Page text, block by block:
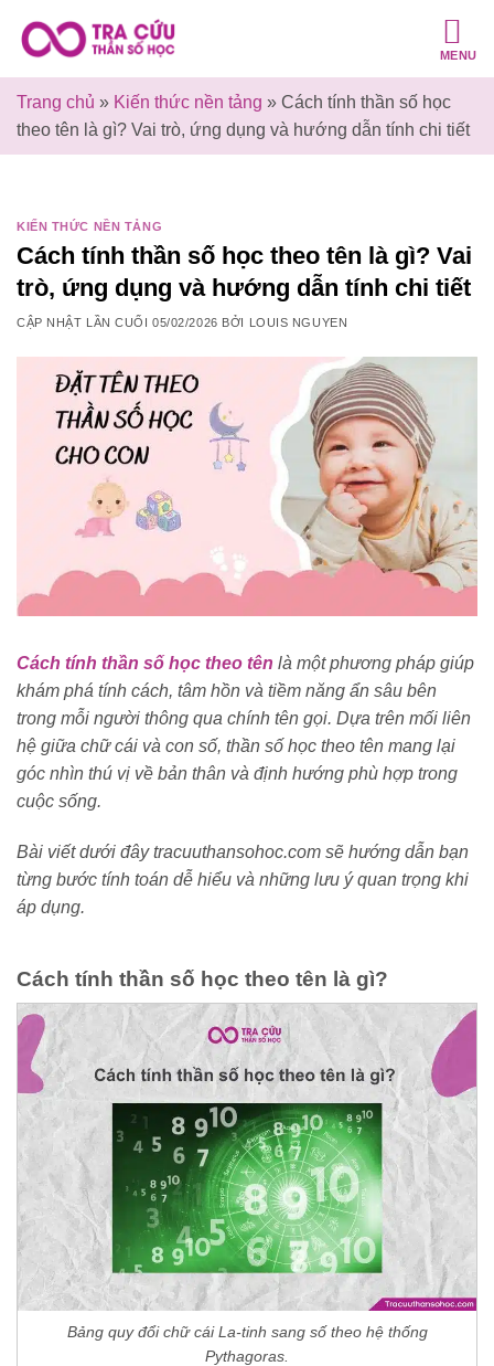
qua
dung
MENU
Trang chủ » Kiến thức nền tảng » Cách tính thần số học
theo tên là gì? Vai trò, ứng dụng và hướng dẫn tính chi tiết
KIẾN THỨC NỀN TẢNG
Cách tính thần số học theo tên là gì? Vai
trò, ứng dụng và hướng dẫn tính chi tiết
CẬP NHẬT LẦN CUỐI05/02/2026 BỞI LOUIS NGUYEN
Cách tính thần số học theo tên là một phương pháp giúp
khám phá tính cách, tâm hồn và tiềm năng ẩn sâu bên
trong mỗi người thông qua chính tên gọi. Dựa trên mối liên
hệ giữa chữ cái và con số, thần số học theo tên mang lại
góc nhìn thú vị về bản thân và định hướng phù hợp trong
cuộc sống.
Bài viết dưới đây tracuuthansohoc.com sẽ hướng dẫn bạn
từng bước tính toán dễ hiểu và những lưu ý quan trọng khi
áp dụng.
Cách tính thần số học theo tên là gì?
Bảng quy đổi chữ cái La-tinh sang số theo hệ thống
Pythagoras.